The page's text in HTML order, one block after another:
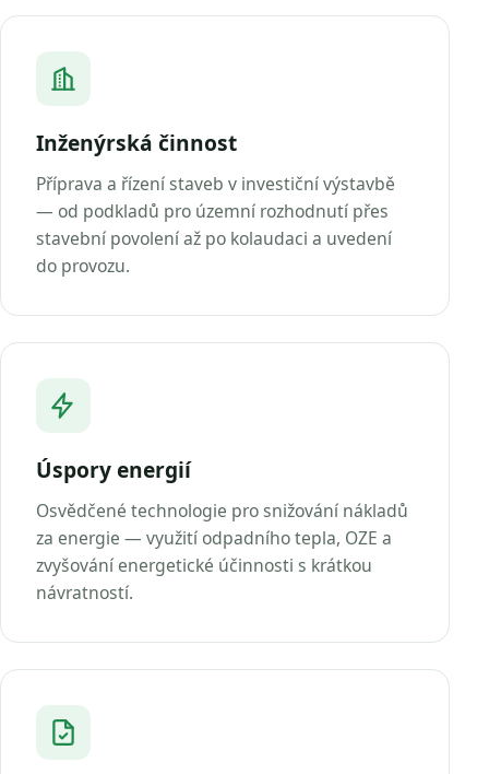
Inženýrská činnost
Příprava a řízení staveb v investiční výstavbě
— od podkladů pro územní rozhodnutí přes
stavební povolení až po kolaudaci a uvedení
do provozu.
Úspory energií
Osvědčené technologie pro snižování nákladů
za energie — využití odpadního tepla, OZE a
zvyšování energetické účinnosti s krátkou
návratností.